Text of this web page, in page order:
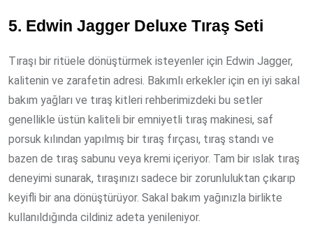
5. Edwin Jagger Deluxe Tıraş Seti
Tıraşı bir ritüele dönüştürmek isteyenler için Edwin Jagger,
kalitenin ve zarafetin adresi. Bakımlı erkekler için en iyi sakal
bakım yağları ve tıraş kitleri rehberimizdeki bu setler
genellikle üstün kaliteli bir emniyetli tıraş makinesi, saf
porsuk kılından yapılmış bir tıraş fırçası, tıraş standı ve
bazen de tıraş sabunu veya kremi içeriyor. Tam bir ıslak tıraş
deneyimi sunarak, tıraşınızı sadece bir zorunluluktan çıkarıp
keyifli bir ana dönüştürüyor. Sakal bakım yağınızla birlikte
kullanıldığında cildiniz adeta yenileniyor.